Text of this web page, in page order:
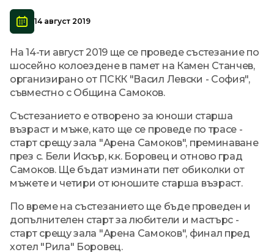
14 август 2019
На 14-ти август 2019 ще се проведе състезание по
шосейно колоездене в памет на Камен Станчев,
организирано от ПСКК "Васил Левски - София",
съвместно с Община Самоков.
Състезанието е отворено за юноши старша
възраст и мъже, като ще се проведе по трасе -
старт срещу зала "Арена Самоков", преминаване
през с. Бели Искър, к.к. Боровец и отново град
Самоков. Ще бъдат изминати пет обиколки от
мъжете и четири от юношите старша възраст.
По време на състезанието ще бъде проведен и
допълнителен старт за любители и мастърс -
старт срещу зала "Арена Самоков", финал пред
хотел "Рила" Боровец.